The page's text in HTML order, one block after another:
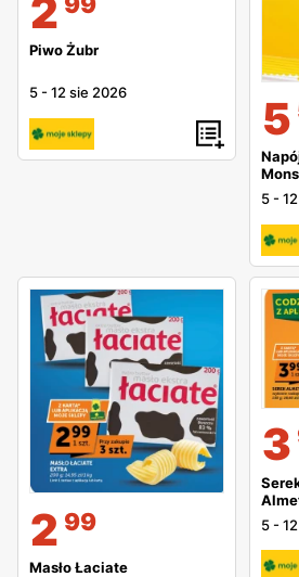
2
Piwo Żubr
5 -12 sie 2026 5
5 -
2 99
Masło Łaciate
3
5 -